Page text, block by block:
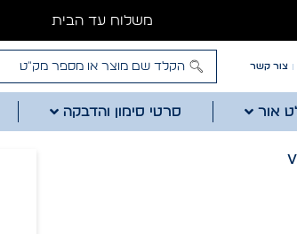
משלוח עד הבית
צור קשר
אור סרטי סימון והדבקה